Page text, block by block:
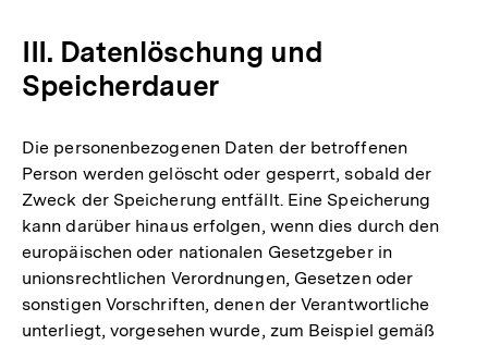
III. Datenlöschung und
Speicherdauer
Die personenbezogenen Daten der betroffenen
Person werden gelöscht oder gesperrt, sobald der
Zweck der Speicherung entfällt. Eine Speicherung
kann darüber hinaus erfolgen, wenn dies durch den
europäischen oder nationalen Gesetzgeber in
unionsrechtlichen Verordnungen, Gesetzen oder
sonstigen Vorschriften, denen der Verantwortliche
unterliegt, vorgesehen wurde, zum Beispiel gemäß